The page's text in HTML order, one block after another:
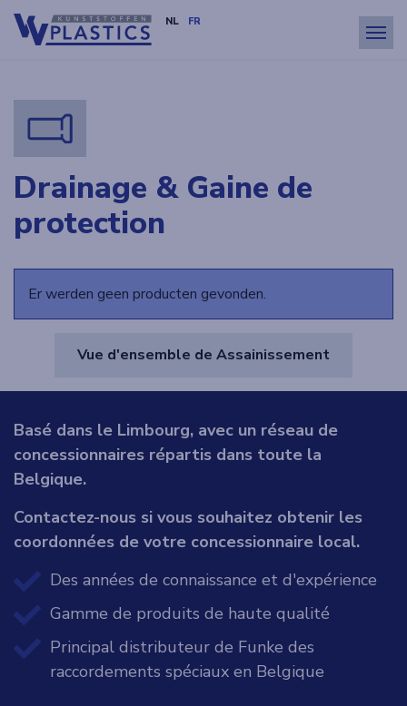
NL FR
Menu
Drainage & Gaine de
protection
Er werden geen producten gevonden.
Vue d'ensemble de Assainissement
Basé dans le Limbourg, avec un réseau de
concessionnaires répartis dans toute la
Belgique.
Contactez-nous si vous souhaitez obtenir les
coordonnées de votre concessionnaire local.
Des années de connaissance et d'expérience
Gamme de produits de haute qualité
Principal distributeur de Funke des
raccordements spéciaux en Belgique